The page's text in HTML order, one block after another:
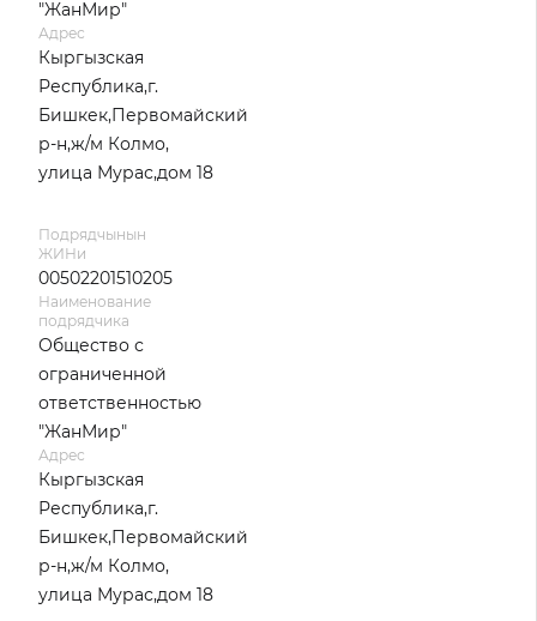
"ЖанМир"
Адрес
Кыргызская
Республика,г.
Бишкек,Первомайский
р-н,ж/м Колмо,
улица Мурас,дом 18
Подрядчынын
ЖИНи
00502201510205
Наименование
подрядчика
Общество с
ограниченной
ответственностью
"ЖанМир"
Адрес
Кыргызская
Республика,г.
Бишкек,Первомайский
р-н,ж/м Колмо,
улица Мурас,дом 18